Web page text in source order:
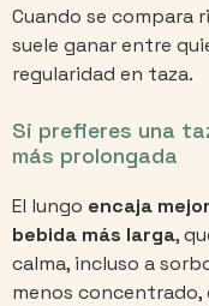
Cuando se compara
suele ganar entre
regularidad en taza.
Si prefieres una
más prolongada
El lungo encaja
bebida más larga,
calma, incluso a
menos concentrado,